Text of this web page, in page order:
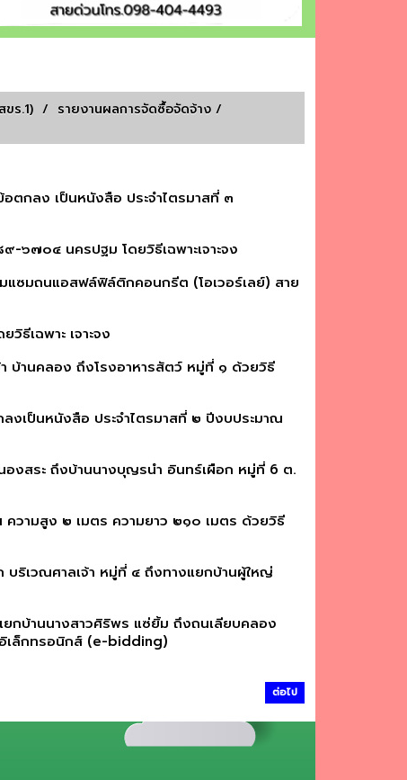
ร.1) / รายงานผลการจัดซื้อจัดจ้าง /
ตกลง เป็นหนังสือ ประจำไตรมาสที่ ๓
-๖๗๐๔ นครปฐม โดยวิธีเฉพาะเจาะจง
แซมถนแอสฟล์ฟิล์ติกคอนกรีต (โอเวอร์เลย์) สาย
ธีเฉพาะ เจาะจง
า บ้านคลอง ถึงโรงอาหารสัตว์ หมู่ที่ ๑ ด้วยวิธี
งเป็นหนังสือ ประจำไตรมาสที่ ๒ ปีงบประมาณ
องสระ ถึงบ้านนางบุญรนำ อินทร์เผือก หมู่ที่ 6 ต.
ความสูง ๒ เมตร ความยาว ๒๑๐ เมตร ด้วยวิธี
บริเวณศาลเจ้า หมู่ที่ ๔ ถึงทางแยกบ้านผู้ใหญ่
ยกบ้านนางสาวศิริพร แซ่ยิ้ม ถึงถนเลียบคลอง
เล็กทรอนิกส์ (e-bidding)
ต่อไป